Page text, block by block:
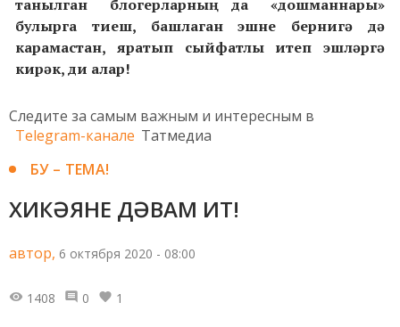
танылган блогерларның да «дошманнары»
булырга тиеш, башлаган эшне бернигә дә
карамастан, яратып сыйфатлы итеп эшләргә
кирәк, ди алар!
Следите за самым важным и интересным в
Telegram-канале Татмедиа
БУ – ТЕМА!
ХИКӘЯНЕ ДӘВАМ ИТ!
автор, 6 октября 2020 - 08:00
1408 0 1